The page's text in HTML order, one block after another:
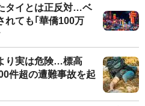
タイとは正反対…ベ
れても｢華僑100万
り実は危険…標高
件超の遭難事故を起